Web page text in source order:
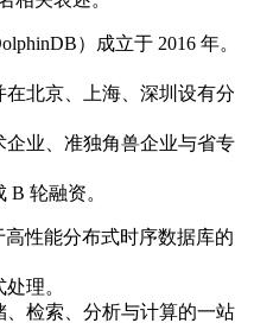
）成立于 2016 年。
北京、上海、深圳设有分
业、准独角兽企业与省专
轮融资。
性能分布式时序数据库的
理。
检索、分析与计算的一站